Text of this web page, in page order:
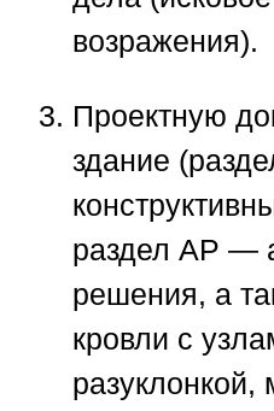
возражения).
Проектную
здание
раздел АР —
решения, а
кровли с
разуклонкой,